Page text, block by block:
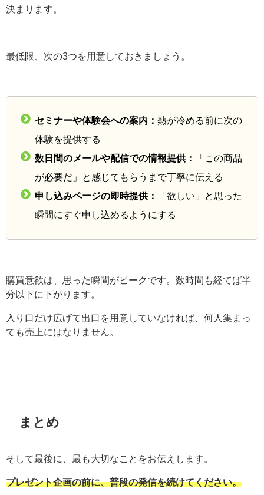
決まります。
最低限、次の3つを用意しておきましょう。
セミナーや体験会への案内： 熱が冷める前に次の
体験を提供する
数日間のメールや配信での情報提供：
「この商品
が必要だ」と感じてもらうまで丁寧に伝える
申し込みページの即時提供：
「欲しい」と思った
瞬間にすぐ申し込めるようにする
購買意欲は、思った瞬間がピークです。数時間も経てば半
分以下に下がります。
入り口だけ広げて出口を用意していなければ、何人集まっ
ても売上にはなりません。
まとめ
そして最後に、最も大切なことをお伝えします。
プレゼント企画の前に、普段の発信を続けてください。